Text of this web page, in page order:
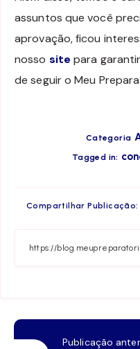
assuntos que você
aprovação, ficou
nosso site para
de seguir o Meu
Categoria
Tagged in:
Compartilhar Publicação:
Publicação